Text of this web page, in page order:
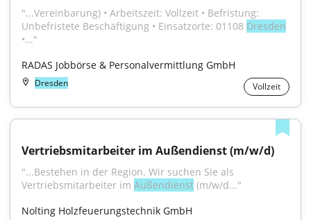
"...Vereinbarung) • Arbeitszeit: Vollzeit • Befristung:
Unbefristete Beschäftigung • Einsatzorte: 01108 Dresden
•..."
RADAS Jobbörse & Personalvermittlung GmbH
Dresden Vollzeit
Vertriebsmitarbeiter im Außendienst (m/w/d)
"...Bestehen in der Region. Wir suchen Sie als
Vertriebsmitarbeiter im Außendienst (m/w/d..."
Nolting Holzfeuerungstechnik GmbH